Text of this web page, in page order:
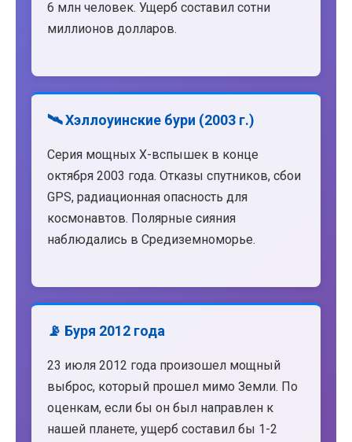
6 млн человек. Ущерб составил сотни
миллионов долларов.
🛰️ Хэллоуинские бури (2003 г.)
Серия мощных X-вспышек в конце
октября 2003 года. Отказы спутников, сбои
GPS, радиационная опасность для
космонавтов. Полярные сияния
наблюдались в Средиземноморье.
📡 Буря 2012 года
23 июля 2012 года произошел мощный
выброс, который прошел мимо Земли. По
оценкам, если бы он был направлен к
нашей планете, ущерб составил бы 1-2